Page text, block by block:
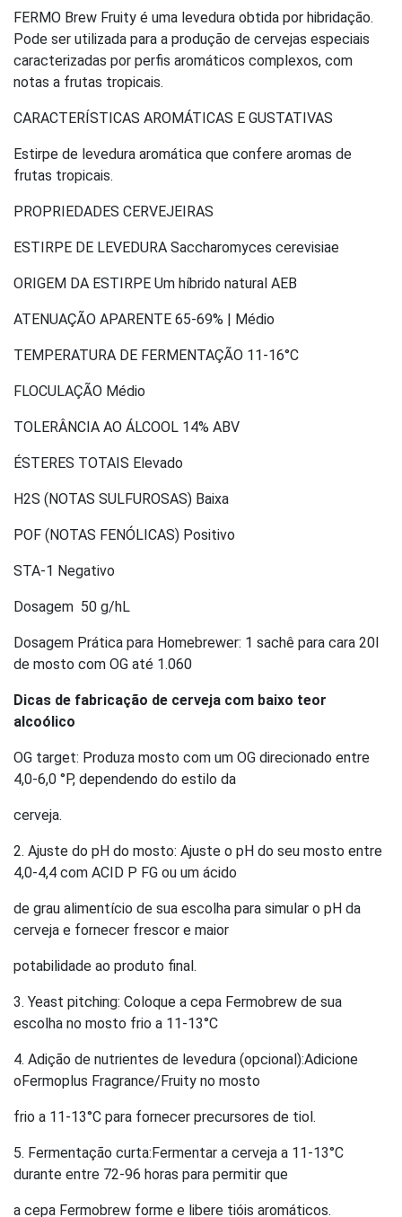
FERMO Brew Fruity é uma levedura obtida por hibridação.
Pode ser utilizada para a produção de cervejas especiais
caracterizadas por perfis aromáticos complexos, com
notas a frutas tropicais.
CARACTERÍSTICAS AROMÁTICAS E GUSTATIVAS
Estirpe de levedura aromática que confere aromas de
frutas tropicais.
PROPRIEDADES CERVEJEIRAS
ESTIRPE DE LEVEDURA Saccharomyces cerevisiae
ORIGEM DA ESTIRPE Um híbrido natural AEB
ATENUAÇÃO APARENTE 65-69% | Médio
TEMPERATURA DE FERMENTAÇÃO 11-16°C
FLOCULAÇÃO Médio
TOLERÂNCIA AO ÁLCOOL 14% ABV
ÉSTERES TOTAIS Elevado
H2S (NOTAS SULFUROSAS) Baixa
POF (NOTAS FENÓLICAS) Positivo
STA-1 Negativo
Dosagem 50 g/hL
Dosagem Prática para Homebrewer: 1 sachê para cara 20l
de mosto com OG até 1.060
Dicas de fabricação de cerveja com baixo teor
alcoólico
OG target: Produza mosto com um OG direcionado entre
4,0-6,0 °P, dependendo do estilo da
cerveja.
2. Ajuste do pH do mosto: Ajuste o pH do seu mosto entre
4,0-4,4 com ACID P FG ou um ácido
de grau alimentício de sua escolha para simular o pH da
cerveja e fornecer frescor e maior
potabilidade ao produto final.
3. Yeast pitching: Coloque a cepa Fermobrew de sua
escolha no mosto frio a 11-13°C
4. Adição de nutrientes de levedura (opcional):Adicione
oFermoplus Fragrance/Fruity no mosto
frio a 11-13°C para fornecer precursores de tiol.
5. Fermentação curta:Fermentar a cerveja a 11-13°C
durante entre 72-96 horas para permitir que
a cepa Fermobrew forme e libere tióis aromáticos.